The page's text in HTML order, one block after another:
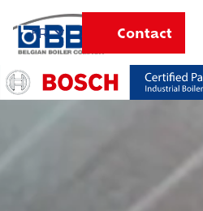
FR Contact